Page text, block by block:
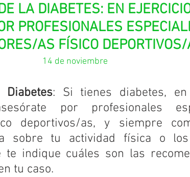
LA DIABETES: EN
PROFESIONALES
AS FÍSICO
14 de noviembre
: Si tienes diabetes,
por profesionales
deportivos/as, y siempre
sobre tu actividad física o
indique cuáles son las
tu caso.